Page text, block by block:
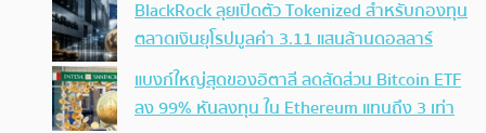
BlackRock ลุยเปิดตัว Tokenized สำหรับกองทุน
ตลาดเงินยุโรปมูลค่า 3.11 แสนล้านดอลลาร์
แบงก์ใหญ่สุดของอิตาลี ลดสัดส่วน Bitcoin ETF
ลง 99% หันลงทุน ใน Ethereum แทนถึง 3 เท่า